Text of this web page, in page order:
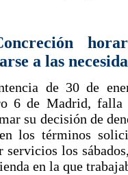
a las
de 30 de
6 de Madrid, falla
su decisión de
los términos
servicios los
en la que